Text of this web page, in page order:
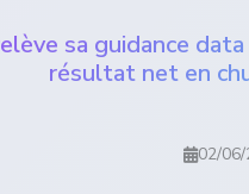
sa guidance
résultat net en
02/